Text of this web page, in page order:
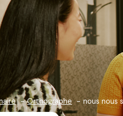
Orthographe nous nous